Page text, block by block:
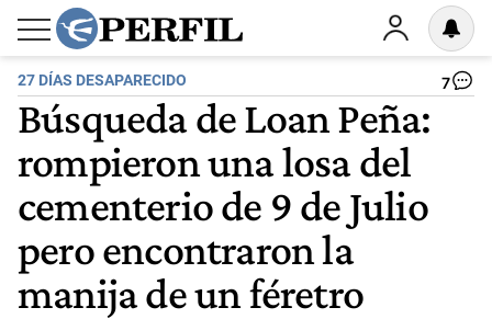
27 DÍAS DESAPARECIDO 7
Búsqueda de Loan Peña:
rompieron una losa del
cementerio de 9 de Julio
pero encontraron la
manija de un féretro